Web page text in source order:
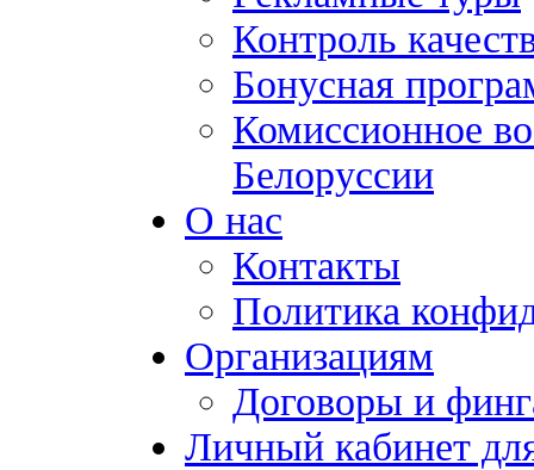
Контроль
Бонусная
Комиссионное
Белоруссии
О нас
Контакты
Политика
Организациям
Договоры и
Личный кабинет